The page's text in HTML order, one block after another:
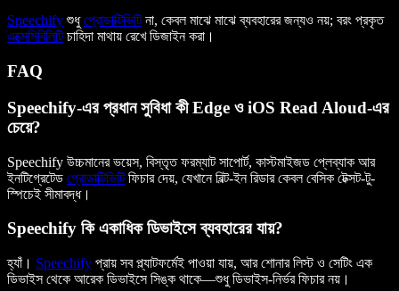
Speechifyশুধুপ্রোডাক্টিভিটিনা, কেবল মাঝে মাঝে ব্যবহারের জন্যও নয়; বরং প্রকৃত
এক্সেসিবিলিটিচাহিদা মাথায় রেখে ডিজাইন করা।
FAQ
Speechify-এর প্রধান সুবিধা কী Edge ও iOS Read Aloud-এর
চেয়ে?
Speechify উচ্চমানের ভয়েস, বিস্তৃত ফরম্যাট সাপোর্ট, কাস্টমাইজড প্লেব্যাক আর
ইনটিগ্রেটেড প্রোডাক্টিভিটিফিচার দেয়, যেখানে বিল্ট-ইন রিডার কেবল বেসিক টেক্সট-টু-
স্পিচেই সীমাবদ্ধ।
Speechify কি একাধিক ডিভাইসে ব্যবহারের যায়?
হ্যাঁ। Speechify প্রায় সব প্ল্যাটফর্মেই পাওয়া যায়, আর শোনার লিস্ট ও সেটিং এক
ডিভাইস থেকে আরেক ডিভাইসে সিঙ্ক থাকে—শুধু ডিভাইস-নির্ভর ফিচার নয়।